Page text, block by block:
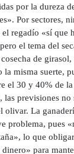
por la dureza
Por sectores,
regadío «sí que
el tema del
de
misma suerte,
el 30 y 40% de
las previsiones no
olivar. La
problema, pues
lo que
para